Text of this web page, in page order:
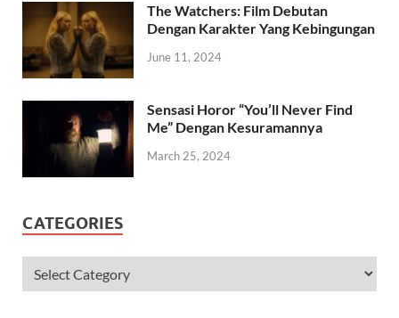
The Watchers: Film Debutan
Dengan Karakter Yang Kebingungan
June 11, 2024
Sensasi Horor “You’ll Never Find
Me” Dengan Kesuramannya
March 25, 2024
CATEGORIES